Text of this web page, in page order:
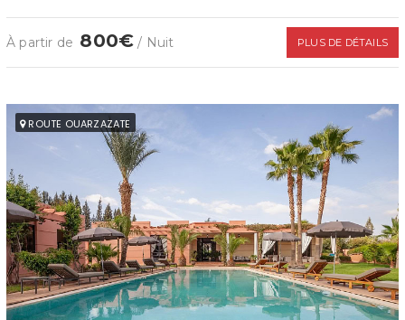
À partir de 800€ / Nuit PLUS DE DÉTAILS
ROUTE OUARZAZATE